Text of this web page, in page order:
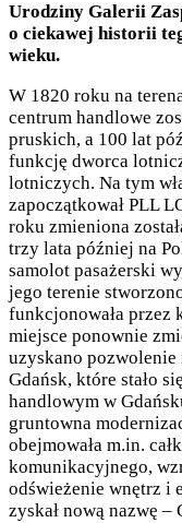
Urodziny Galerii
o ciekawej historii
wieku.
W 1820 roku na
centrum handlowe
pruskich, a 100 lat
funkcję dworca
lotniczych. Na tym
zapoczątkował PLL
roku zmieniona
trzy lata później na
samolot pasażerski
jego terenie
funkcjonowała przez
miejsce ponownie
uzyskano pozwolenie
Gdańsk, które stało
handlowym w
gruntowna
obejmowała m.in.
komunikacyjnego,
odświeżenie wnętrz i
zyskał nową nazwę –